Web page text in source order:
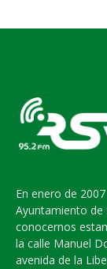
En enero de
Ayuntamiento de
conocernos
la calle Manuel
avenida de la